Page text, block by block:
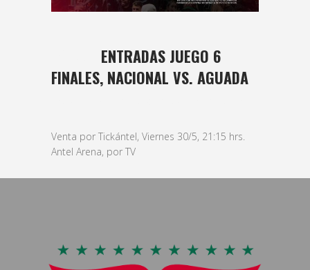
ENTRADAS JUEGO 6
FINALES, NACIONAL VS. AGUADA
Venta por Tickántel, Viernes 30/5, 21:15 hrs.
Antel Arena, por TV